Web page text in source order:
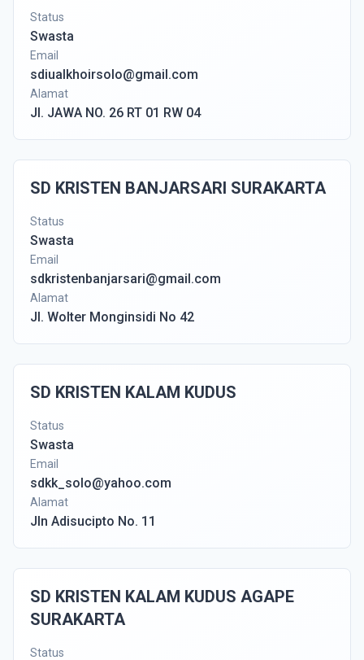
Status
Swasta
Email
sdiualkhoirsolo@gmail.com
Alamat
Jl. JAWA NO. 26 RT 01 RW 04
SD KRISTEN BANJARSARI SURAKARTA
Status
Swasta
Email
sdkristenbanjarsari@gmail.com
Alamat
Jl. Wolter Monginsidi No 42
SD KRISTEN KALAM KUDUS
Status
Swasta
Email
sdkk_solo@yahoo.com
Alamat
Jln Adisucipto No. 11
SD KRISTEN KALAM KUDUS AGAPE
SURAKARTA
Status